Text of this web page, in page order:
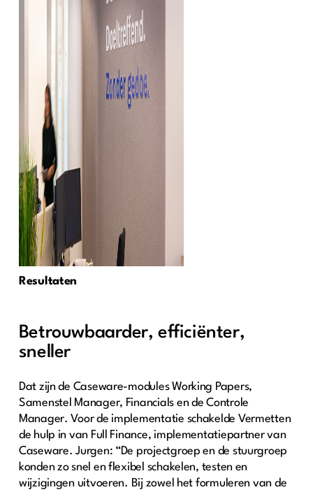
Resultaten
Betrouwbaarder, efficiënter,
sneller
Dat zijn de Caseware-modules Working Papers,
Samenstel Manager, Financials en de Controle
Manager. Voor de implementatie schakelde Vermetten
de hulp in van Full Finance, implementatiepartner van
Caseware. Jurgen: “De projectgroep en de stuurgroep
konden zo snel en flexibel schakelen, testen en
wijzigingen uitvoeren. Bij zowel het formuleren van de